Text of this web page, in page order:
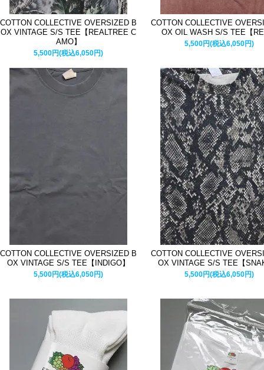
COTTON COLLECTIVE OVERSIZED B
OX VINTAGE S/S TEE【REALTREE C
AMO】
5,500円(税込6,050円)
COTTON COLLECTIVE
OX OIL WASH S/S TEE【
5,500円(税込6,050円)
COTTON COLLECTIVE OVERSIZED B
OX VINTAGE S/S TEE【INDIGO】
5,500円(税込6,050円)
COTTON COLLECTIVE
OX VINTAGE S/S TEE【
5,500円(税込6,050円)